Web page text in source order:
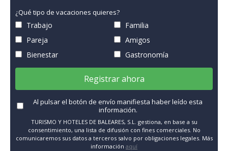
¿Qué tipo de vacaciones quieres?
Trabajo
Familia
Pareja
Amigos
Bienestar
Gastronomía
Registrar ahora
Al pulsar el botón de envío manifiesta haber leído esta
información.
TURISMO Y HOTELES DE BALEARES, S.L. gestiona, en base a su
consentimiento, una lista de difusión con fines comerciales. No
comunicaremos sus datos a terceros salvo por obligaciones legales. Más
información aquí